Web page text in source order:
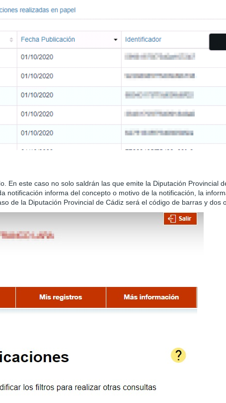
este caso no solo saldrán las que emite la Diputación Provincial
informa del concepto o motivo de la notificación, la
de la Diputación Provincial de Cádiz será el código de barras y dos